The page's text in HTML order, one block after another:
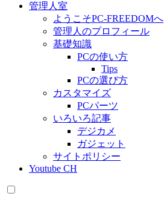
管理人室
ようこそPC-FREEDOMへ
管理人のプロフィール
基礎知識
PCの使い方
Tips
PCの選び方
カスタマイズ
PCパーツ
いろいろ記事
デジカメ
ガジェット
サイトポリシー
Youtube CH